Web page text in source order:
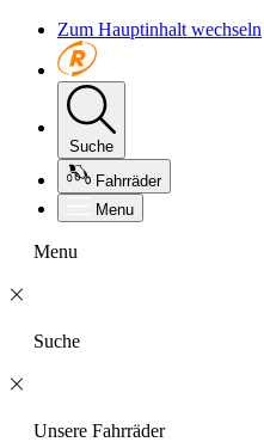
Zum Hauptinhalt wechseln
Suche
Fahrräder
Menu
Menu
Suche
Unsere Fahrräder